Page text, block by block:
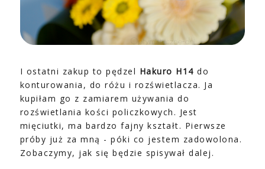
I ostatni zakup to pędzel Hakuro H14 do
konturowania, do różu i rozświetlacza. Ja
kupiłam go z zamiarem używania do
rozświetlania kości policzkowych. Jest
mięciutki, ma bardzo fajny kształt. Pierwsze
próby już za mną - póki co jestem zadowolona.
Zobaczymy, jak się będzie spisywał dalej.